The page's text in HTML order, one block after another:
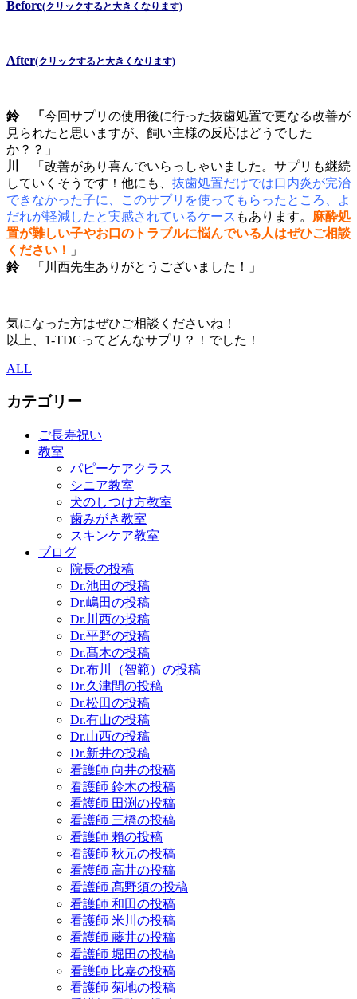
Before(クリックすると大きくなります)
After(クリックすると大きくなります)
鈴 「 今回サプリの使用後に行った抜歯処置で更なる改善が
見られたと思いますが、飼い主様の反応はどうでした
か？？」
川
「改善があり喜んでいらっしゃいました。サプリも継続
していくそうです！他にも、 抜歯処置だけでは口内炎が完治
できなかった子に、このサプリを使ってもらったところ、よ
だれが軽減したと実感されているケース もあります。 麻酔処
置が難しい子やお口のトラブルに悩んでいる人はぜひご相談
ください！
」
鈴「川西先生ありがとうございました！」
気になった方はぜひご相談くださいね！
以上、1-TDCってどんなサプリ？！でした！
ALL
カテゴリー
ご長寿祝い
教室
パピーケアクラス
シニア教室
犬のしつけ方教室
歯みがき教室
スキンケア教室
ブログ
院長の投稿
Dr.池田の投稿
Dr.嶋田の投稿
Dr.川西の投稿
Dr.平野の投稿
Dr.髙木の投稿
Dr.布川（智範）の投稿
Dr.久津間の投稿
Dr.松田の投稿
Dr.有山の投稿
Dr.山西の投稿
Dr.新井の投稿
看護師 向井の投稿
看護師 鈴木の投稿
看護師 田渕の投稿
看護師 三橋の投稿
看護師 賴の投稿
看護師 秋元の投稿
看護師 高井の投稿
看護師 髙野須の投稿
看護師 和田の投稿
看護師 米川の投稿
看護師 藤井の投稿
看護師 堀田の投稿
看護師 比嘉の投稿
看護師 菊地の投稿